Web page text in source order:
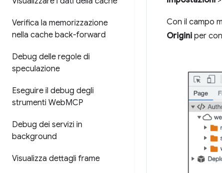
Verifica la memorizzazione
nella cache back-forward
Debug delle regole di
speculazione
Eseguire il debug degli
strumenti WebMCP
Debug dei servizi in
background
Visualizza dettagli frame
Con il campo
Origini per